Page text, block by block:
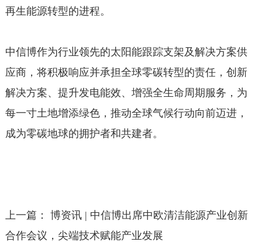
再生能源转型的进程。
中信博作为行业领先的太阳能跟踪支架及解决方案供
应商，将积极响应并承担全球零碳转型的责任，创新
解决方案、提升发电能效、增强全生命周期服务，为
每一寸土地增添绿色，推动全球气候行动向前迈进，
成为零碳地球的拥护者和共建者。
上一篇：
博资讯 | 中信博出席中欧清洁能源产业创新
合作会议，尖端技术赋能产业发展